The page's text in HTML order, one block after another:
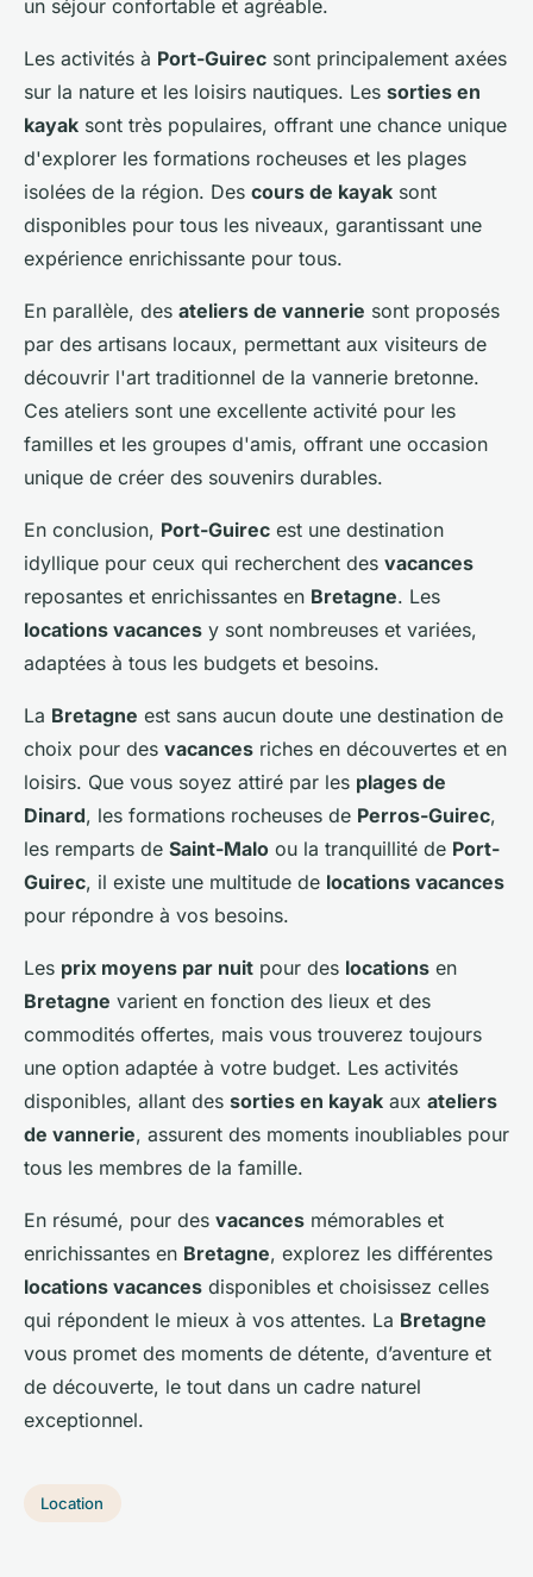
un séjour confortable et agréable.
Les activités à Port-Guirec sont principalement axées
sur la nature et les loisirs nautiques. Les sorties en
kayak sont très populaires, offrant une chance unique
d'explorer les formations rocheuses et les plages
isolées de la région. Des cours de kayak sont
disponibles pour tous les niveaux, garantissant une
expérience enrichissante pour tous.
En parallèle, des ateliers de vannerie sont proposés
par des artisans locaux, permettant aux visiteurs de
découvrir l'art traditionnel de la vannerie bretonne.
Ces ateliers sont une excellente activité pour les
familles et les groupes d'amis, offrant une occasion
unique de créer des souvenirs durables.
En conclusion, Port-Guirec est une destination
idyllique pour ceux qui recherchent des vacances
reposantes et enrichissantes en Bretagne. Les
locations vacances y sont nombreuses et variées,
adaptées à tous les budgets et besoins.
La Bretagne est sans aucun doute une destination de
choix pour des vacances riches en découvertes et en
loisirs. Que vous soyez attiré par les plages de
Dinard, les formations rocheuses de Perros-Guirec,
les remparts de Saint-Malo ou la tranquillité de Port-
Guirec, il existe une multitude de locations vacances
pour répondre à vos besoins.
Les prix moyens par nuit pour des locations en
Bretagne varient en fonction des lieux et des
commodités offertes, mais vous trouverez toujours
une option adaptée à votre budget. Les activités
disponibles, allant des sorties en kayak aux ateliers
de vannerie, assurent des moments inoubliables pour
tous les membres de la famille.
En résumé, pour des vacances mémorables et
enrichissantes en Bretagne, explorez les différentes
locations vacances disponibles et choisissez celles
qui répondent le mieux à vos attentes. La Bretagne
vous promet des moments de détente, d’aventure et
de découverte, le tout dans un cadre naturel
exceptionnel.
Location